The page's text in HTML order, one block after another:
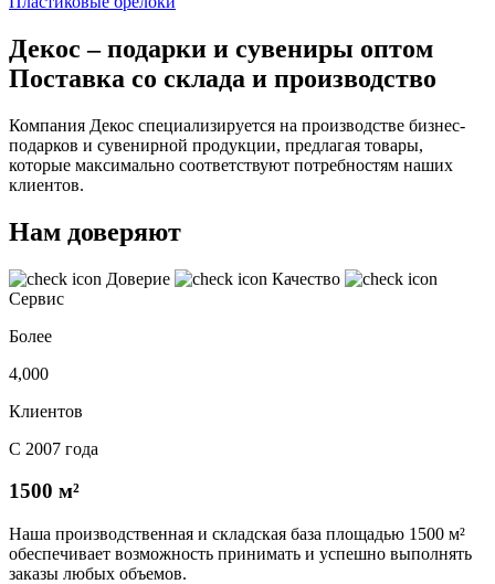
Декос – подарки и сувениры оптом
Поставка со склада и производство
Компания Декос специализируется на производстве бизнес-
подарков и сувенирной продукции, предлагая товары,
которые максимально соответствуют потребностям наших
клиентов.
Нам доверяют
Доверие
Качество
Сервис
Более
4,000
Клиентов
С 2007 года
1500 м²
Наша производственная и складская база площадью 1500 м²
обеспечивает возможность принимать и успешно выполнять
заказы любых объемов.